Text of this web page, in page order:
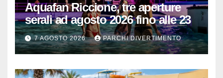
Aquafan Riccione, tre aperture
serali ad agosto 2026 fino alle 23
7 AGOSTO 2026 PARCHI DIVERTIMENTO